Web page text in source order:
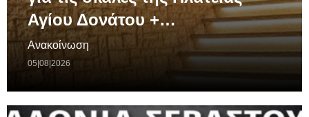
Αγίου Δονάτου +…
Ανακοίνωση
05|08|2026